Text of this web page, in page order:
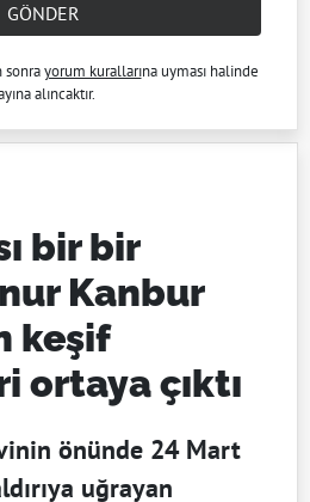
GÖNDER
sonrayorum kurallarına uyması halinde
alıncaktır.
bir bir
Kanbur
keşif
ortaya çıktı
önünde 24 Mart
uğrayan